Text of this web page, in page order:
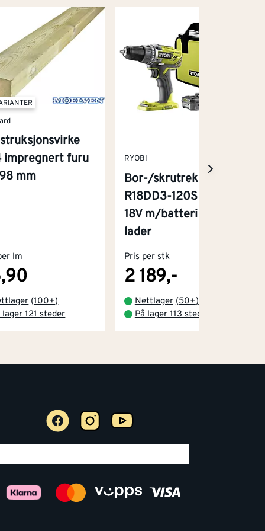
impregnert furu
mm
lm
(100+)
lager 121 steder
RYOBI
Bor-/skrutrekker
R18DD3-120S One+
18V m/batteri og
lader
Pris per stk
2 189,-
Nettlager (50+)
På lager 113 steder